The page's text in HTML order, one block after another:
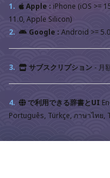
1. Apple : iPhone (iOS >=
11.0, Apple Silicon)
2.
Google : Android >=
3. サブスクリプション - 月
4. で利用できる辞書とUI
Português, Türkçe, ภาษาไทย,